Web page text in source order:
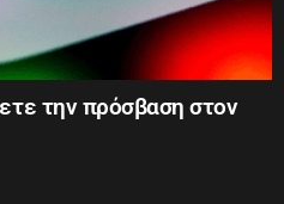
την πρόσβαση στον